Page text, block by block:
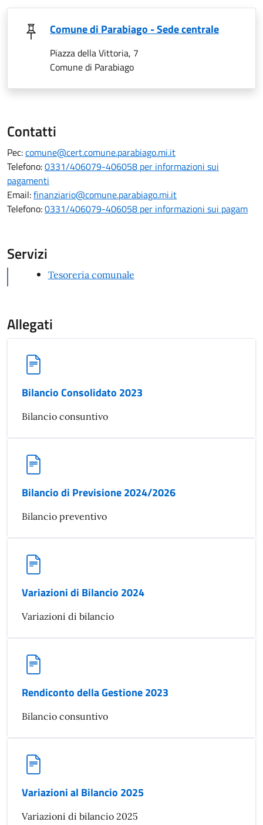
Comune di Parabiago - Sede centrale
Piazza della Vittoria, 7
Comune di Parabiago
Contatti
Pec:comune@cert.comune.parabiago.mi.it
Telefono:0331/406079-406058 per informazioni sui
pagamenti
Email:finanziario@comune.parabiago.mi.it
Telefono:0331/406079-406058 per informazioni sui pagam
Servizi
Tesoreria comunale
Allegati
Bilancio Consolidato 2023
Bilancio consuntivo
Bilancio di Previsione 2024/2026
Bilancio preventivo
Variazioni di Bilancio 2024
Variazioni di bilancio
Rendiconto della Gestione 2023
Bilancio consuntivo
Variazioni al Bilancio 2025
Variazioni di bilancio 2025